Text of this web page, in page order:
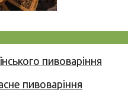
пивоваріння
пивоваріння